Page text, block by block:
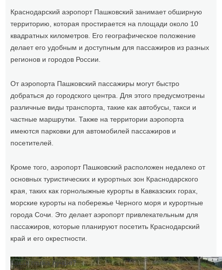
Краснодарский аэропорт Пашковский занимает обширную
территорию, которая простирается на площади около 10
квадратных километров. Его географическое положение
делает его удобным и доступным для пассажиров из разных
регионов и городов России.
От аэропорта Пашковский пассажиры могут быстро
добраться до городского центра. Для этого предусмотрены
различные виды транспорта, такие как автобусы, такси и
частные маршрутки. Также на территории аэропорта
имеются парковки для автомобилей пассажиров и
посетителей.
Кроме того, аэропорт Пашковский расположен недалеко от
основных туристических и курортных зон Краснодарского
края, таких как горнолыжные курорты в Кавказских горах,
морские курорты на побережье Черного моря и курортные
города Сочи. Это делает аэропорт привлекательным для
пассажиров, которые планируют посетить Краснодарский
край и его окрестности.
Какая полка лучше?